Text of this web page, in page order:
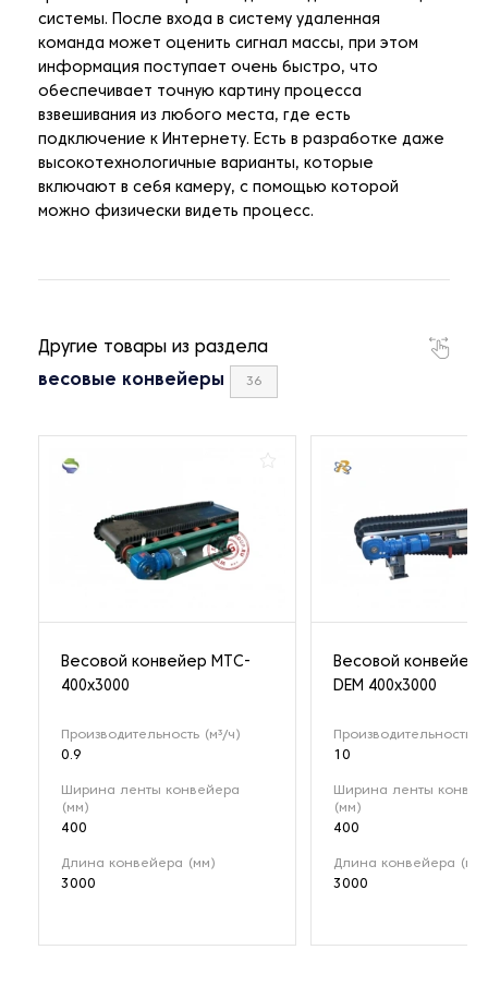
системы. После входа в систему удаленная
команда может оценить сигнал массы, при этом
информация поступает очень быстро, что
обеспечивает точную картину процесса
взвешивания из любого места, где есть
подключение к Интернету. Есть в разработке даже
высокотехнологичные варианты, которые
включают в себя камеру, с помощью которой
можно физически видеть процесс.
Другие товары из раздела
весовые конвейеры 36
Весовой конвейер MTC-
400x3000
Производительность (м³/ч)
0.9
Ширина ленты конвейера
(мм)
400
Длина конвейера (мм)
3000
Весовой конвейер
DEM 400х3000
Производительность
10
Ширина ленты
(мм)
400
Длина конвейера (мм)
3000